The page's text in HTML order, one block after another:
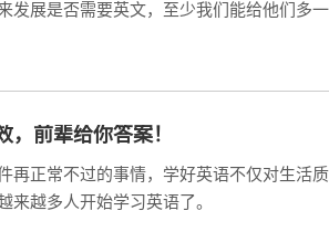
发展是否需要英文，至少我们能给他们多
：阿卡索！在家也能和学员轻松快乐的学
SEO/
，前辈给你答案！
再正常不过的事情，学好英语不仅对生活
来越多人开始学习英语了。